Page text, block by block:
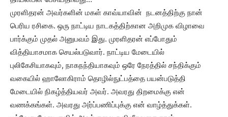
முரளிதரன் அவர்களின் மகள் காவ்யாவின் நடனத்திற்கு நான்
பெரிய ரசிகை. ஒரு நாட்டிய நாடகத்திற்கான அறிமுக விழாவை
பார்க்கும் முதல் அனுபவம் இது. முரளிதரன் எப்போதும்
வித்தியாசமாக செயல்படுவார். நாட்டிய மேடையில்
புலிகேசியாகவும், நாகநந்தியாகவும் ஒரே நேரத்தில் சந்திக்கும்
வகையில் ஹாலோகிராம் தொழில்நுட்பத்தை பயன்படுத்தி
மேடையில் நிகழ்த்தியவர் அவர். அவரது திறமைக்கு என்
வணக்கங்கள். அவரது அர்ப்பணிப்புக்கு என் வாழ்த்துக்கள்.